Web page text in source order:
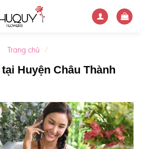
Trang chủ /
Huyện Châu Thành